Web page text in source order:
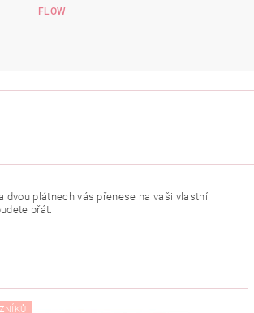
FLOW
dvou plátnech vás přenese na vaši vlastní
přát.